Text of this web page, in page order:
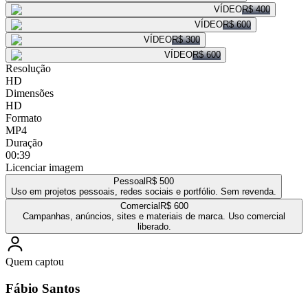
VÍDEOR$ 400
VÍDEOR$ 600
VÍDEOR$ 300
VÍDEOR$ 600
Resolução
HD
Dimensões
HD
Formato
MP4
Duração
00:39
Licenciar imagem
Pessoal R$ 500
Uso em projetos pessoais, redes sociais e portfólio. Sem revenda.
Comercial R$ 600
Campanhas, anúncios, sites e materiais de marca. Uso comercial
liberado.
Quem captou
Fábio Santos